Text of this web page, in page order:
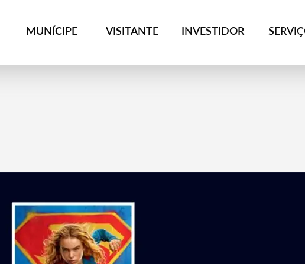
MUNÍCIPE VISITANTE INVESTIDOR